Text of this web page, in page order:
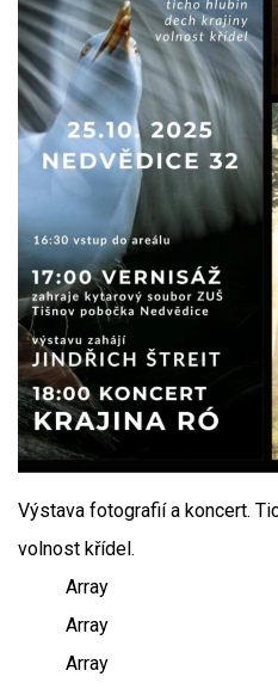
Výstava fotografií a koncert.
volnost křídel.
Array
Array
Array